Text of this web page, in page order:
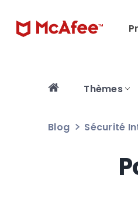
Thèmes
Blog Sécurité